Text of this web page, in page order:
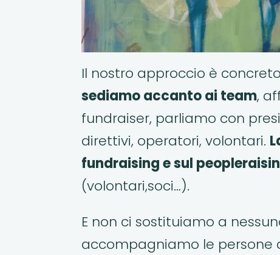
Il nostro approccio è
sediamo accanto ai team,
fundraiser, parliamo con
direttivi, operatori, volontari.
fundraising e sul
(volontari,soci…).
E non ci sostituiamo a
accompagniamo le persone